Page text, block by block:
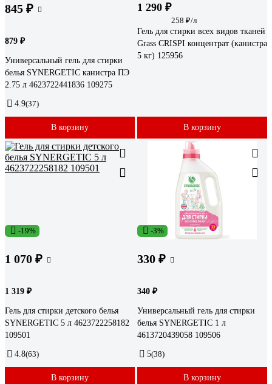
845 ₽
879 ₽
Универсальный гель для стирки
белья SYNERGETIC канистра ПЭ
2.75 л 4623722441836 109275
4.9(37)
В корзину
1 290 ₽
258 ₽/л
Гель для стирки всех видов тканей
Grass CRISPI концентрат (канистра
5 кг) 125956
В корзину
-19%
1 070 ₽
1 319 ₽
Гель для стирки детского белья
SYNERGETIC 5 л 4623722258182
109501
4.8(63)
В корзину
-3%
330 ₽
340 ₽
Универсальный гель для стирки
белья SYNERGETIC 1 л
4613720439058 109506
5(38)
В корзину